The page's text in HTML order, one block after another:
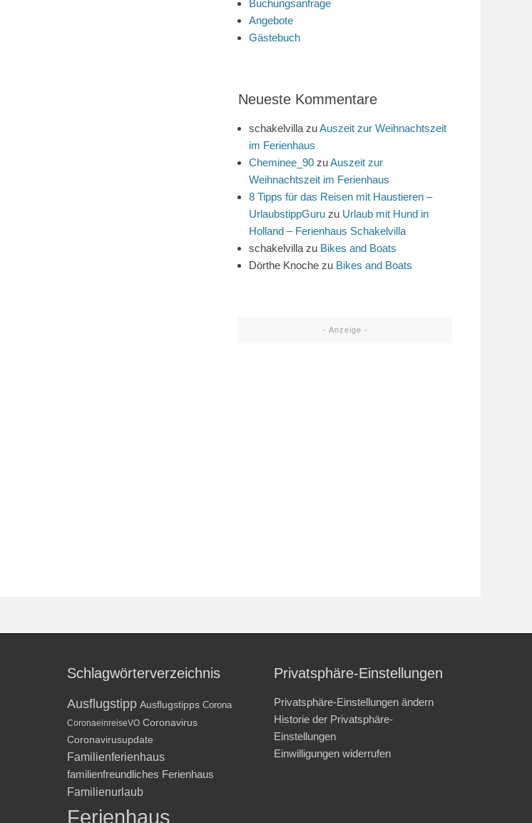
Buchungsanfrage
Angebote
Gästebuch
Neueste Kommentare
schakelvilla zuAuszeit zur Weihnachtszeit
im Ferienhaus
Cheminee_90 zuAuszeit zur
Weihnachtszeit im Ferienhaus
8 Tipps für das Reisen mit Haustieren –
UrlaubstippGuru zu Urlaub mit Hund in
Holland – Ferienhaus Schakelvilla
schakelvilla zu Bikes and Boats
Dörthe Knoche zu Bikes and Boats
- Anzeige -
Schlagwörterverzeichnis
Ausflugstipp Ausflugstipps Corona
CoronaeinreiseVO Coronavirus
Coronavirusupdate
Familienferienhaus
familienfreundliches Ferienhaus
Familienurlaub
Ferienhaus
Privatsphäre-Einstellungen
Privatsphäre-Einstellungen ändern
Historie der Privatsphäre-
Einstellungen
Einwilligungen widerrufen